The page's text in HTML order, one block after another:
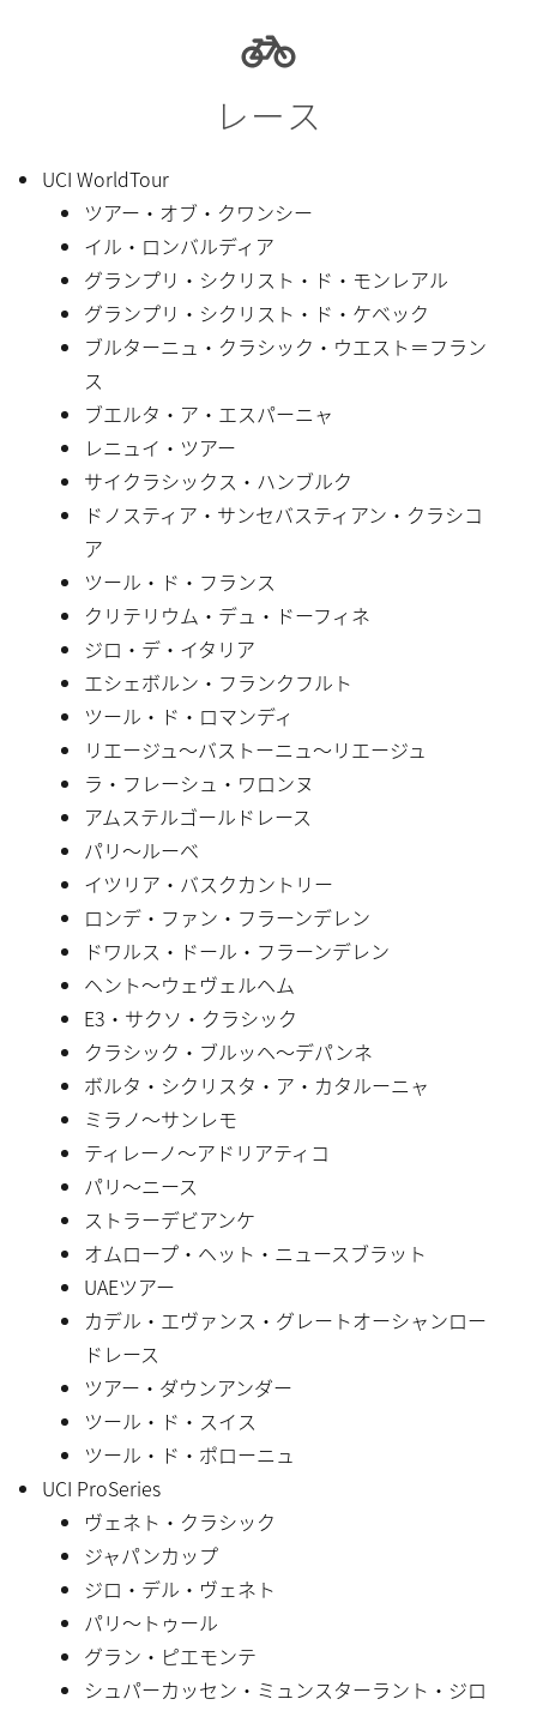
レース
UCI WorldTour
ツアー・オブ・クワンシー
イル・ロンバルディア
グランプリ・シクリスト・ド・モンレアル
グランプリ・シクリスト・ド・ケベック
ブルターニュ・クラシック・ウエスト＝フラン
ス
ブエルタ・ア・エスパーニャ
レニュイ・ツアー
サイクラシックス・ハンブルク
ドノスティア・サンセバスティアン・クラシコ
ア
ツール・ド・フランス
クリテリウム・デュ・ドーフィネ
ジロ・デ・イタリア
エシェボルン・フランクフルト
ツール・ド・ロマンディ
リエージュ〜バストーニュ〜リエージュ
ラ・フレーシュ・ワロンヌ
アムステルゴールドレース
パリ〜ルーベ
イツリア・バスクカントリー
ロンデ・ファン・フラーンデレン
ドワルス・ドール・フラーンデレン
ヘント〜ウェヴェルヘム
E3・サクソ・クラシック
クラシック・ブルッヘ〜デパンネ
ボルタ・シクリスタ・ア・カタルーニャ
ミラノ〜サンレモ
ティレーノ〜アドリアティコ
パリ〜ニース
ストラーデビアンケ
オムロープ・ヘット・ニュースブラット
UAEツアー
カデル・エヴァンス・グレートオーシャンロー
ドレース
ツアー・ダウンアンダー
ツール・ド・スイス
ツール・ド・ポローニュ
UCI ProSeries
ヴェネト・クラシック
ジャパンカップ
ジロ・デル・ヴェネト
パリ〜トゥール
グラン・ピエモンテ
シュパーカッセン・ミュンスターラント・ジロ